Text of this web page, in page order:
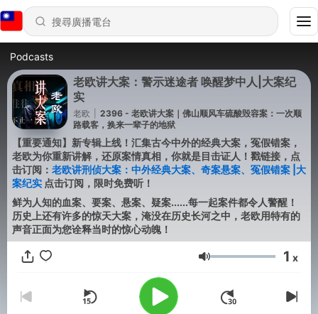
Podcasts
老欧讲大案：警示迷途者 唤醒梦中人|大案纪
实
老欧
2396 - 老欧讲大案｜佛山顺风车硫酸毁容案：一次顺
路载客，换来一辈子的地狱
【重要通知】新专辑上线！汇集古今中外的经典大案，冤假错案，
老欧为你重新讲解，还原案情真相，你就是目击证人！戳链接，点
击订阅： 老欧讲刑侦大案：中外经典大案、奇案悬案、冤假错案 |大
案纪实 点击订阅，限时免费听！
鲜为人知的血案、要案、悬案、疑案......每一起案件都令人警醒！
历史上还有许多的惊天大案，淹没在历史长河之中，老欧用特有的
声音正面为您诠释当时的惊心动魄！
音量 1 x